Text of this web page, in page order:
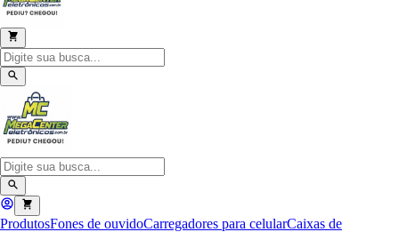
ProdutosFones de ouvidoCarregadores para celularCaixas de